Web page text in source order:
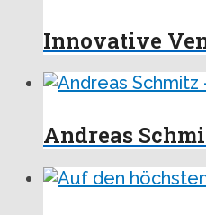
Innovative
Andreas